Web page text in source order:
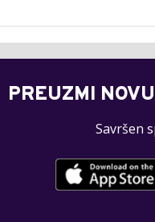
PREUZMI
Savršen